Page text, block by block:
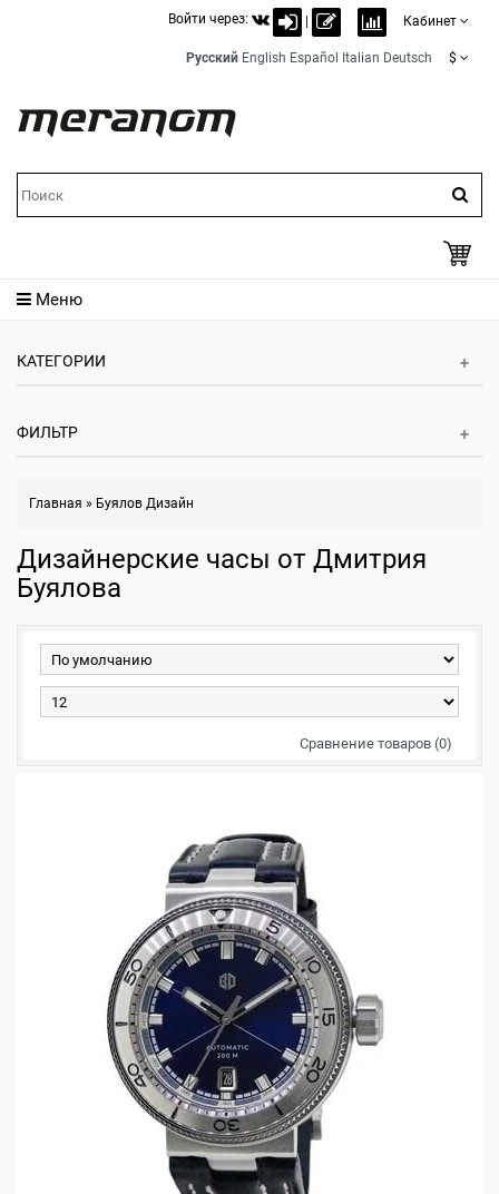
Войти через: Кабинет
Русский English Español Italian Deutsch $
Меню
КАТЕГОРИИ
ФИЛЬТР
Главная » Буялов Дизайн
Дизайнерские часы от Дмитрия
Буялова
Сравнение товаров (0)